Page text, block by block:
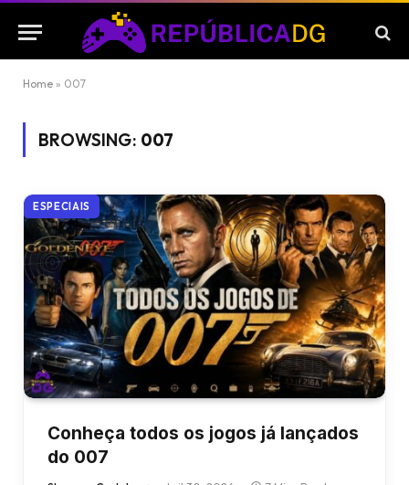
Home » 007
BROWSING: 007
ESPECIAIS
Conheça todos os jogos já lançados
do 007